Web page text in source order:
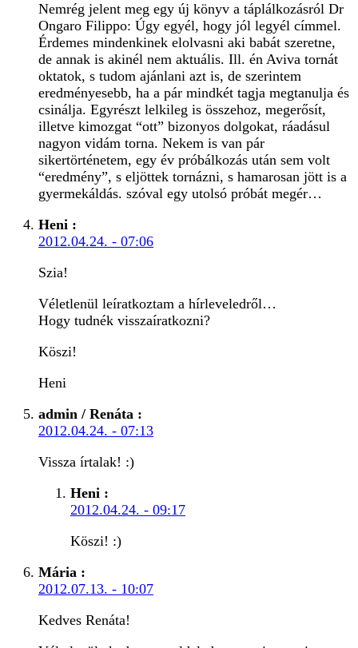
Nemrég jelent meg egy új könyv a táplálkozásról Dr
Ongaro Filippo: Úgy egyél, hogy jól legyél címmel.
Érdemes mindenkinek elolvasni aki babát szeretne,
de annak is akinél nem aktuális. Ill. én Aviva tornát
oktatok, s tudom ajánlani azt is, de szerintem
eredményesebb, ha a pár mindkét tagja megtanulja és
csinálja. Egyrészt lelkileg is összehoz, megerősít,
illetve kimozgat “ott” bizonyos dolgokat, ráadásul
nagyon vidám torna. Nekem is van pár
sikertörténetem, egy év próbálkozás után sem volt
“eredmény”, s eljöttek tornázni, s hamarosan jött is a
gyermekáldás. szóval egy utolsó próbát megér…
Heni :
2012.04.24. - 07:06
Szia!
Véletlenül leíratkoztam a hírleveledről…
Hogy tudnék visszaíratkozni?
Köszi!
Heni
admin / Renáta :
2012.04.24. - 07:13
Vissza írtalak! :)
Heni :
2012.04.24. - 09:17
Köszi! :)
Mária :
2012.07.13. - 10:07
Kedves Renáta!